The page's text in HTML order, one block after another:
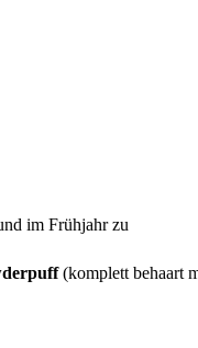
im Früh­jahr zu
(kom­plett behaart